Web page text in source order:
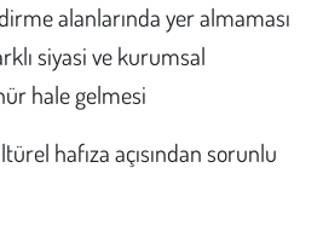
alanlarında yer almaması
siyasi ve kurumsal
hale gelmesi
hafıza açısından sorunlu